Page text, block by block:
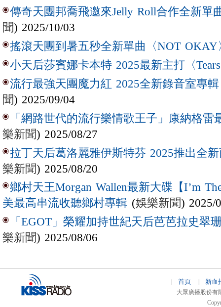
傳奇天團邦喬飛邀來Jelly Roll合作全新單
聞) 2025/10/03
搖滾天團到暑五秒全新單曲〈NOT OKAY
小天后莎賓娜卡本特 2025最新主打〈
流行最強天團魔力紅 2025全新錄音室專
聞) 2025/09/04
「網路世代的流行樂情歌王子」康納格雷
樂新聞) 2025/08/27
拉丁天后葛洛麗雅伊斯特芬 2025推出全新
樂新聞) 2025/08/20
鄉村天王Morgan Wallen最新大碟【I’m
美最高串流收聽鄉村專輯 (娛樂新聞) 2025/
「EGOT」榮耀加持世紀天后芭芭拉史翠
樂新聞) 2025/08/06
首頁 新血
大眾廣播股份有